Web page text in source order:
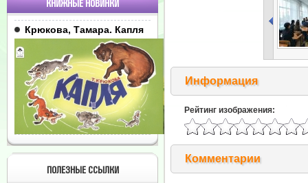
КНИЖНЫЕ НОВИНКИ
Крюкова, Тамара. Капля
ПОЛЕЗНЫЕ ССЫЛКИ
Информация
Рейтинг изображения:
Комментарии